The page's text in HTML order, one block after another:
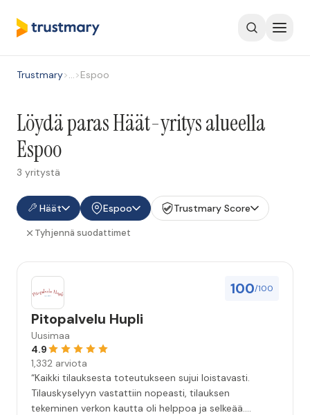
Trustmary>…>Espoo
Löydä paras Häät-yritys alueella
Espoo
3 yritystä
Häät Espoo Trustmary Score
Tyhjennä suodattimet
100/100
Pitopalvelu Hupli
Uusimaa
4.9
1,332 arviota
“Kaikki tilauksesta toteutukseen sujui loistavasti.
Tilauskyselyyn vastattiin nopeasti, tilauksen
tekeminen verkon kautta oli helppoa ja selkeää.